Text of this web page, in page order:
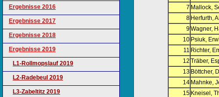
Ergebnisse 2016
Ergebnisse 2017
Ergebnisse 2018
Ergebnisse 2019
L1-Rollmopslauf 2019
L2-Radebeul 2019
L3-Zabeltitz 2019
7 Mallock,
8 Herfurth,
9Wagner,
10 Psiuk,
11 Richter,
12 Träber,
13 Böttcher,
14 Mahnke,
15 Kneisel,